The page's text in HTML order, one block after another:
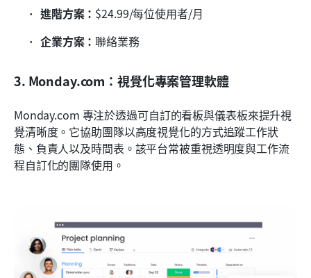
進階方案： $24.99/每位使用者/月
企業方案：聯絡業務
3. Monday.com：視覺化專案管理軟體
Monday.com 專注於透過可自訂的看板與儀表板來提升視
覺清晰度。它協助團隊以高度視覺化的方式追蹤工作狀
態、負責人以及時間表。該平台常被重視透明度與工作流
程自訂化的團隊使用。